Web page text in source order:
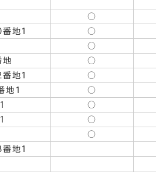
○
地1
○
○
地
○
地1
○
地1
○
○
○
○
地1